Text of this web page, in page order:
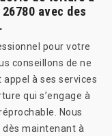
avec des
pour votre
conseillons de ne
à ses services
qui s’engage à
Nous
maintenant à